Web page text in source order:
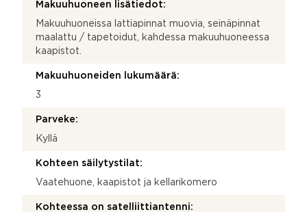
Makuuhuoneen lisätiedot:
Makuuhuoneissa lattiapinnat muovia, seinäpinnat
maalattu / tapetoidut, kahdessa makuuhuoneessa
kaapistot.
Makuuhuoneiden lukumäärä:
3
Parveke:
Kyllä
Kohteen säilytystilat:
Vaatehuone, kaapistot ja kellarikomero
Kohteessa on satelliittiantenni: